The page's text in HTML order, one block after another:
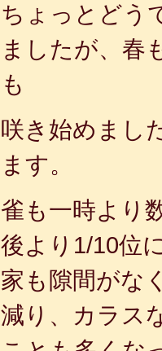
ちょっとどう
ましたが、春
も
咲き始めまし
ます。
雀も一時より
後より 1/10位
家も隙間がな
減り、カラス